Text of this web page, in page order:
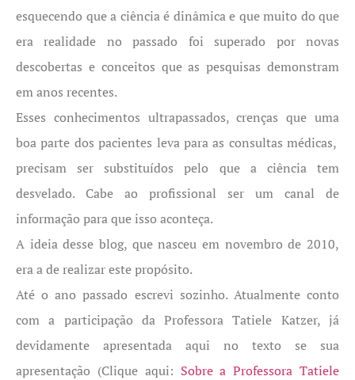
esquecendo que a ciência é dinâmica e que muito do que
era realidade no passado foi superado por novas
descobertas e conceitos que as pesquisas demonstram
em anos recentes.
Esses conhecimentos ultrapassados, crenças que uma
boa parte dos pacientes leva para as consultas médicas,
precisam ser substituídos pelo que a ciência tem
desvelado. Cabe ao profissional ser um canal de
informação para que isso aconteça.
A ideia desse blog, que nasceu em novembro de 2010,
era a de realizar este propósito.
Até o ano passado escrevi sozinho. Atualmente conto
com a participação da Professora Tatiele Katzer, já
devidamente apresentada aqui no texto se sua
apresentação (Clique aqui: Sobre a Professora Tatiele